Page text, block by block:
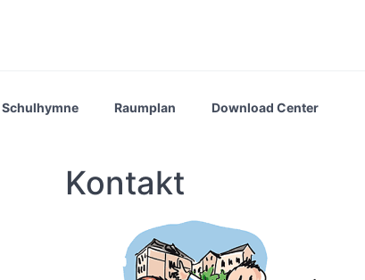
Schulhymne Raumplan Download Center
Kontakt